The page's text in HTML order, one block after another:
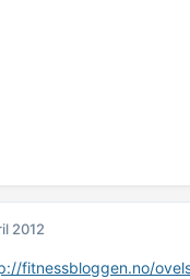
2012
fitnessbloggen.no/